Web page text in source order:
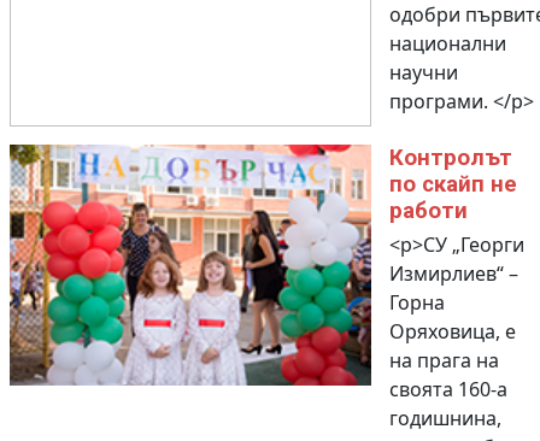
одобри
национални
научни
програми. </p>
Контролът
по скайп не
работи
<p>СУ „Георги
Измирлиев“ –
Горна
Оряховица, е
на прага на
своята 160-а
годишнина,